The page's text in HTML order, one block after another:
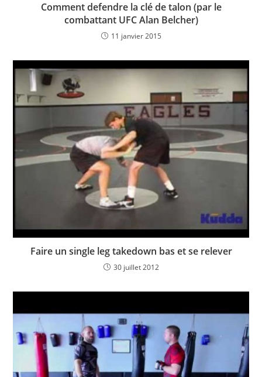
Comment defendre la clé de talon (par le
combattant UFC Alan Belcher)
11 janvier 2015
Faire un single leg takedown bas et se relever
30 juillet 2012